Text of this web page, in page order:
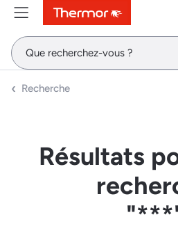
ContenuMenuRecherche
Recherche
Résultats